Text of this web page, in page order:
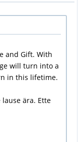
and Gift. With
will turn into a
in this lifetime.
ära. Ette